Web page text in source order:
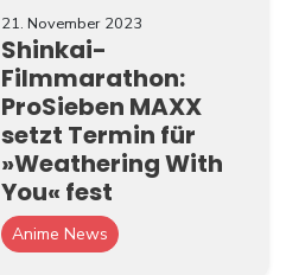
21. November 2023
Shinkai-
Filmmarathon:
ProSieben MAXX
setzt Termin für
»Weathering With
You« fest
Anime News